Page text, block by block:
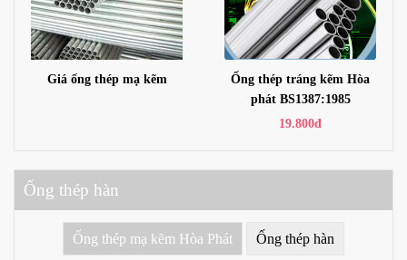
Giá ống thép mạ kẽm
Ống thép tráng kẽm Hòa
phát BS1387:1985
19.800đ
Ống thép hàn
Ống thép mạ kẽm Hòa Phát Ống thép hàn